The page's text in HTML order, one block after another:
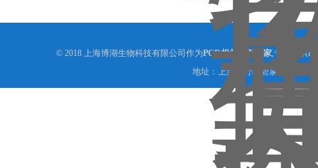
© 2018 上海博湖生物科技有限公司作为PCR相关试剂厂家,专业提供
地址：上海闵行区碧泉路36弄银